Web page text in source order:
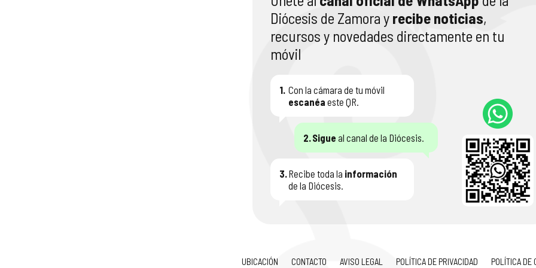
Diócesis de Zamora y recibe noticias,
recursos y novedades directamente en tu
móvil
1. Con la cámara de tu móvil
escanéa este QR.
2.Sigue al canal de la Diócesis.
3.Recibe toda la información
de la Diócesis.
UBICACIÓN CONTACTO AVISO LEGAL POLÍTICA DE PRIVACIDAD POLÍTICA DE